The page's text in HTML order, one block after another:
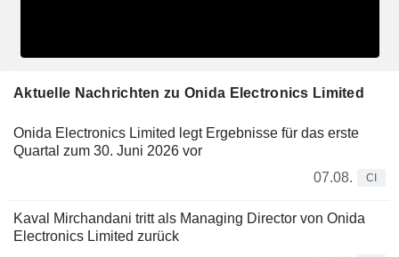
Aktuelle Nachrichten zu Onida Electronics Limited
Onida Electronics Limited legt Ergebnisse für das erste
Quartal zum 30. Juni 2026 vor
07.08.
CI
Kaval Mirchandani tritt als Managing Director von Onida
Electronics Limited zurück